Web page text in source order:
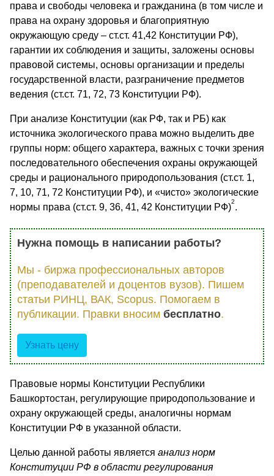
права и свободы человека и гражданина (в том числе и
права на охрану здоровья и благоприятную
окружающую среду – ст.ст. 41,42 Конституции РФ),
гарантии их соблюдения и защиты, заложены основы
правовой системы, основы организации и пределы
государственной власти, разграничение предметов
ведения (ст.ст. 71, 72, 73 Конституции РФ).
При анализе Конституции (как РФ, так и РБ) как
источника экологического права можно выделить две
группы норм: общего характера, важных с точки зрения
последовательного обеспечения охраны окружающей
среды и рационального природопользования (ст.ст. 1,
7, 10, 71, 72 Конституции РФ), и «чисто» экологические
нормы права (ст.ст. 9, 36, 41, 42 Конституции РФ)
2
.
Нужна помощь в написании работы?
Мы - биржа профессиональных авторов
(преподавателей и доцентов вузов). Пишем
статьи РИНЦ, ВАК, Scopus. Помогаем в
публикации. Правки вносим бесплатно.
Узнать цену
Правовые нормы Конституции Республики
Башкортостан, регулирующие природопользование и
охрану окружающей среды, аналогичны нормам
Конституции РФ в указанной области.
Целью данной работы является анализ норм
Конституции РФ в области регулирования